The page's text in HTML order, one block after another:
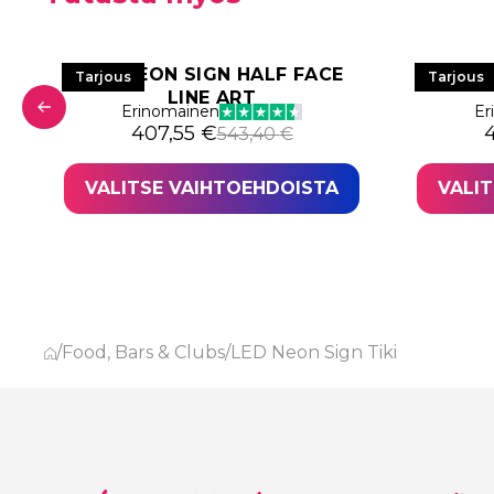
€.
€.
Tarjous
LED NEON SIGN HALF FACE
LINE ART
Erinomainen
543,40€
Alkuperäinen hinta oli: 543,40 €.
407,55 €
Nykyinen hinta on: 407,55 €.
VALITSE VAIHTOEHDOISTA
Tarjous
LED
/Food, Bars & Clubs/LED Neon Sign Tiki